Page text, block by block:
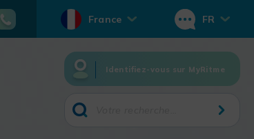
France FR
Identifiez-vous sur MyRitme